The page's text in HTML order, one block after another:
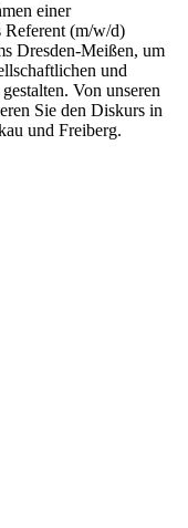
einer
Referent (m/w/d)
Dresden-Meißen, um
und
Von unseren
Sie den Diskurs in
und Freiberg.